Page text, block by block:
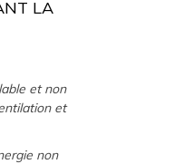
LA
et non
et
non